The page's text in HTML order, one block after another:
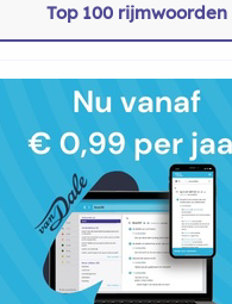
Top 100 rijmwoorden